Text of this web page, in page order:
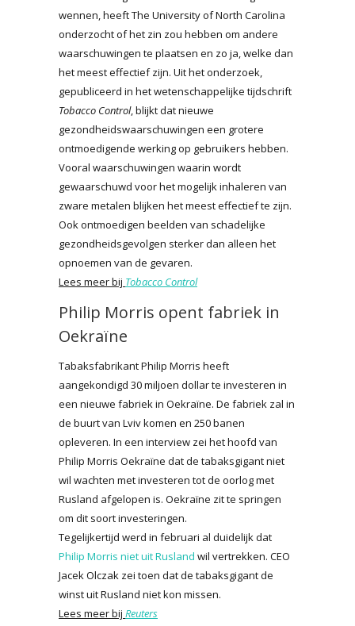
wennen, heeft The University of North Carolina
onderzocht of het zin zou hebben om andere
waarschuwingen te plaatsen en zo ja, welke dan
het meest effectief zijn. Uit het onderzoek,
gepubliceerd in het wetenschappelijke tijdschrift
Tobacco Control, blijkt dat nieuwe
gezondheidswaarschuwingen een grotere
ontmoedigende werking op gebruikers hebben.
Vooral waarschuwingen waarin wordt
gewaarschuwd voor het mogelijk inhaleren van
zware metalen blijken het meest effectief te zijn.
Ook ontmoedigen beelden van schadelijke
gezondheidsgevolgen sterker dan alleen het
opnoemen van de gevaren.
Lees meer bij Tobacco Control
Philip Morris opent fabriek in
Oekraïne
Tabaksfabrikant Philip Morris heeft
aangekondigd 30 miljoen dollar te investeren in
een nieuwe fabriek in Oekraïne. De fabriek zal in
de buurt van Lviv komen en 250 banen
opleveren. In een interview zei het hoofd van
Philip Morris Oekraïne dat de tabaksgigant niet
wil wachten met investeren tot de oorlog met
Rusland afgelopen is. Oekraïne zit te springen
om dit soort investeringen.
Tegelijkertijd werd in februari al duidelijk dat
Philip Morris niet uit Rusland wil vertrekken. CEO
Jacek Olczak zei toen dat de tabaksgigant de
winst uit Rusland niet kon missen.
Lees meer bij Reuters